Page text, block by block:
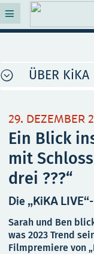
ÜBER KiKA
29. DEZEMBER
Ein Blick
mit
drei ???“
Die „KiKA
Sarah und Ben
was 2023 Trend
Filmpremiere von